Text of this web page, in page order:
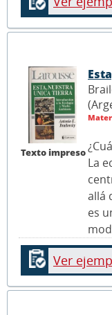
Texto impreso
La
allá
es
Ver